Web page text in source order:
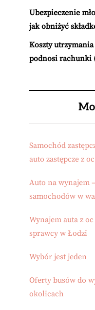
Ubezpieczenie
jak obniżyć
Koszty
podnosi rachunki
Samochód
auto zastępcze z
Auto na wynajem
samochodów w
Wynajem auta z
sprawcy w Łodzi
Wybór jest jeden
Oferty busów do
okolicach